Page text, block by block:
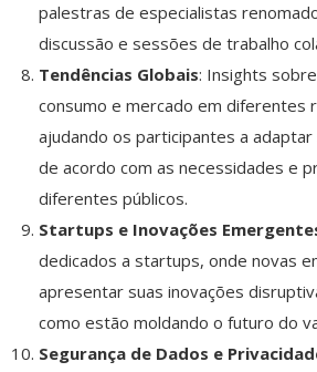
palestras de especialistas
discussão e sessões de trabalho
Tendências Globais: Insights
consumo e mercado em diferentes
ajudando os participantes a
de acordo com as necessidades e
diferentes públicos.
Startups e Inovações
dedicados a startups, onde novas
apresentar suas inovações
como estão moldando o futuro do
Segurança de Dados e